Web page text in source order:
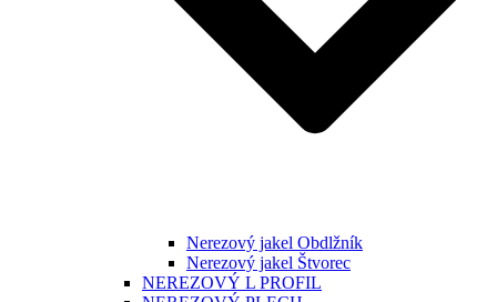
Nerezový jakel Obdlžník
Nerezový jakel Štvorec
NEREZOVÝ L PROFIL